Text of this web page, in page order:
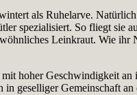
als Ruhelarve.
spezialisiert. So fliegt
Leinkraut. Wie
hoher Geschwindigkeit
geselliger Gemeinschaft an